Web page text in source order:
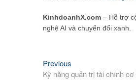
KinhdoanhX.com – Hỗ trợ
nghệ AI và chuyển đổi xanh.
Điều
hướng
Previous
post:
Kỹ năng quản trị tài chính